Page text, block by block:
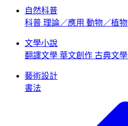
自然科普
科普 理論／應用 動物／植物
文學小說
翻譯文學 華文創作 古典文學
藝術設計
書法